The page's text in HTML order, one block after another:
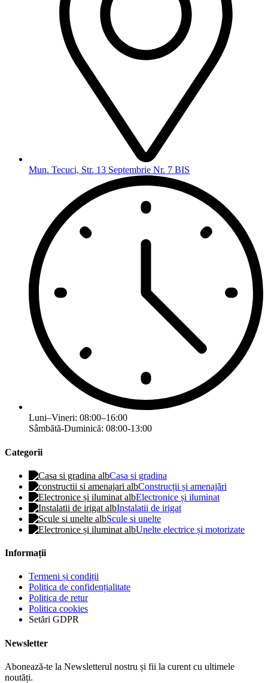
Mun. Tecuci, Str. 13 Septembrie Nr. 7 BIS
Luni–Vineri: 08:00–16:00
Sâmbătă-Duminică: 08:00-13:00
Categorii
Casa si gradina
Construcții și amenajări
Electronice și iluminat
Instalatii de irigat
Scule si unelte
Unelte electrice și motorizate
Informații
Termeni și condiții
Politica de confidențialitate
Politica de retur
Politica cookies
Setări GDPR
Newsletter
Abonează-te la Newsletterul nostru și fii la curent cu ultimele
noutăți.